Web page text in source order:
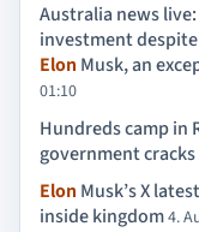
Australia news
investment
Elon Musk, an
01:10
Hundreds camp in
government
Elon Musk’s X
inside kingdom4.